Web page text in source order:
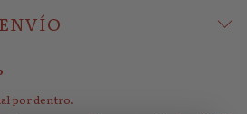
por dentro.